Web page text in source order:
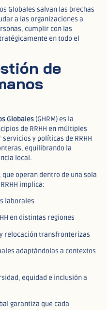
Globales salvan las brechas
a las organizaciones a
cumplir con las
en todo el
de
Globales (GHRM) es la
de RRHH en múltiples
y políticas de RRHH
equilibrando la
local.
que operan dentro de una sola
implica:
laborales
en distintas regiones
relocación transfronterizas
adaptándolas a contextos
equidad e inclusión a
garantiza que cada